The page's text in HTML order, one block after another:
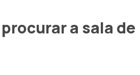
a sala de